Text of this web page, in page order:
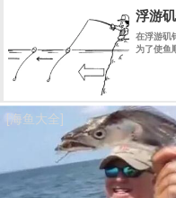
浮游
在浮游矶
为了使鱼
! 而迅速
[海鱼大全]